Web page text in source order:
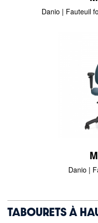
Danio | Fauteuil
Danio |
TABOURETS À